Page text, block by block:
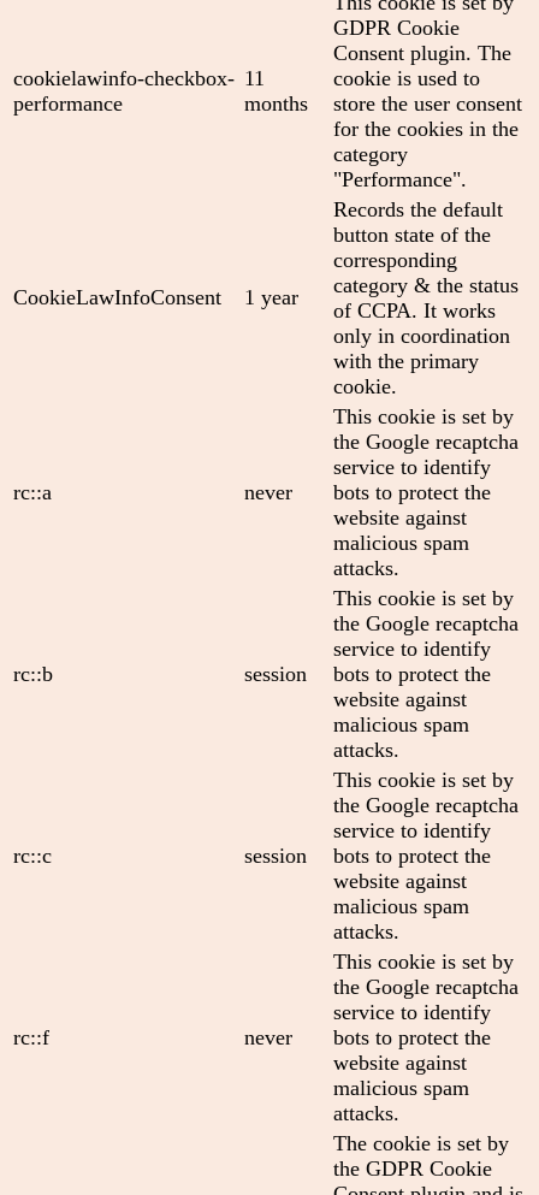
cookielawinfo-checkbox-
performance
11
months
GDPR Cookie
Consent plugin. The
cookie is used to
store the user consent
for the cookies in the
category
"Performance".
CookieLawInfoConsent 1 year
Records the default
button state of the
corresponding
category & the status
of CCPA. It works
only in coordination
with the primary
cookie.
rc::a never
This cookie is set by
the Google recaptcha
service to identify
bots to protect the
website against
malicious spam
attacks.
rc::b session
This cookie is set by
the Google recaptcha
service to identify
bots to protect the
website against
malicious spam
attacks.
rc::c session
This cookie is set by
the Google recaptcha
service to identify
bots to protect the
website against
malicious spam
attacks.
rc::f never
This cookie is set by
the Google recaptcha
service to identify
bots to protect the
website against
malicious spam
attacks.
The cookie is set by
the GDPR Cookie